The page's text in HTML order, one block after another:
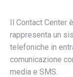
Il Contact Center
rappresenta un
telefoniche in
comunicazione
media e SMS.